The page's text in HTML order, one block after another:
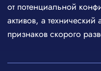
от потенциальной
активов, а
признаков скорого